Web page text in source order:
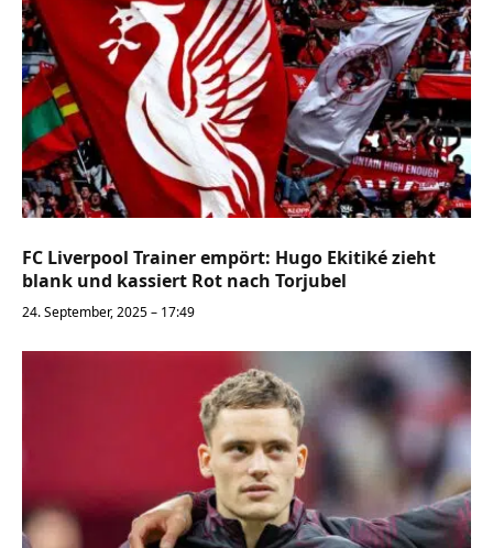
FC Liverpool Trainer empört: Hugo Ekitiké zieht
blank und kassiert Rot nach Torjubel
24. September, 2025 – 17:49